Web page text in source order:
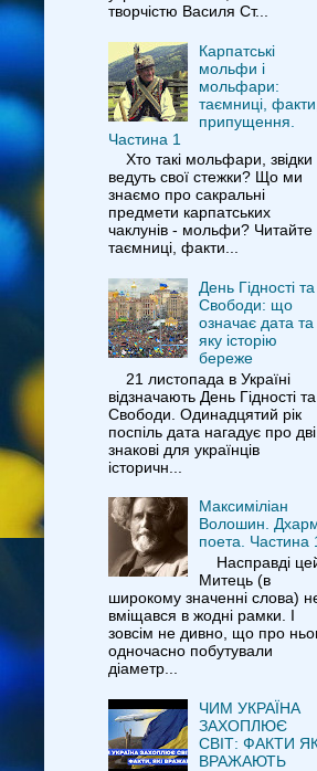
творчістю Василя Ст...
Карпатські
мольфи і
мольфари:
таємниці, факти,
припущення.
Частина 1
Хто такі мольфари, звідки
ведуть свої стежки? Що ми
знаємо про сакральні
предмети карпатських
чаклунів - мольфи? Читайте
таємниці, факти...
День Гідності та
Свободи: що
означає дата та
яку історію
береже
21 листопада в Україні
відзначають День Гідності та
Свободи. Одинадцятий рік
поспіль дата нагадує про дві
знакові для українців
історичн...
Максиміліан
Волошин.
поета. Частина
Насправді
Митець (в
широкому значенні слова)
вміщався в жодні рамки. І
зовсім не дивно, що про
одночасно побутували
діаметр...
ЧИМ УКРАЇНА
ЗАХОПЛЮЄ
СВІТ: ФАКТИ
ВРАЖАЮТЬ